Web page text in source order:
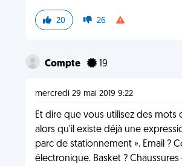
20 26
Compte 19
mercredi 29 mai 2019 9:22
Et dire que vous utilisez des mots
alors qu'il existe déjà une
parc de stationnement ». Email ?
électronique. Basket ?